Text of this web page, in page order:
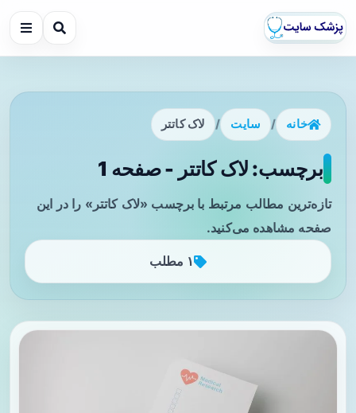
خانه / سایت / لاک کاتتر
برچسب: لاک کاتتر - صفحه 1
تازه‌ترین مطالب مرتبط با برچسب «لاک کاتتر» را در این
صفحه مشاهده می‌کنید.
۱ مطلب